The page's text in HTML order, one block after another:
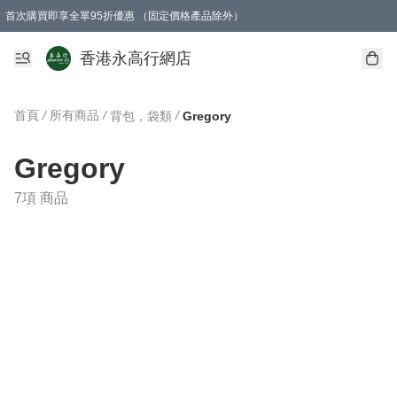
首次購買即享全單95折優惠 （固定價格產品除外）
澳門地區購物滿$800免運費
香港地區購物滿$600免運費
購買滿HK$1000即可免費獲得一個GEARLEX Small Ear Carabiner 2.0 扣環（贈品
香港永高行網店
首頁 / 所有商品 / 背包，袋類 / Gregory
Gregory
7項 商品